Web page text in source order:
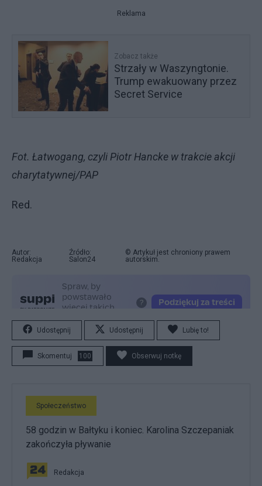
Reklama
Zobacz także
Strzały w Waszyngtonie.
Trump ewakuowany przez
Secret Service
Fot. Łatwogang, czyli Piotr Hancke w trakcie akcji
charytatywnej/PAP
Red.
Autor:
Redakcja
Źródło:
Salon24
© Artykuł jest chroniony prawem
autorskim.
Udostępnij Udostępnij Lubię to!
Skomentuj 100 Obserwuj notkę
Społeczeństwo
58 godzin w Bałtyku i koniec. Karolina Szczepaniak
zakończyła pływanie
Redakcja